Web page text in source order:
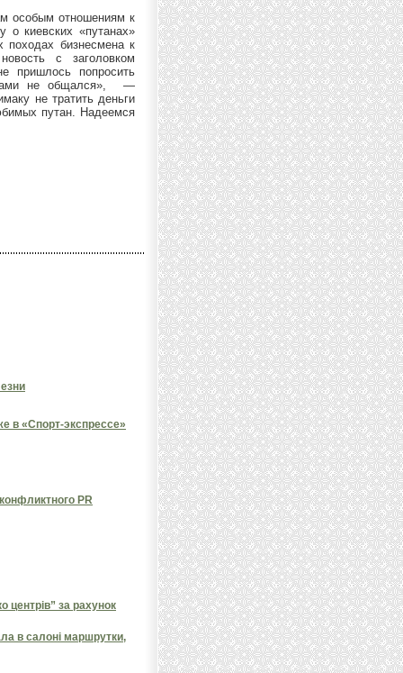
особым отношениям к
о киевских «путанах»
походах бизнесмена к
с заголовком
пришлось попросить
не общался», —
не тратить деньги
путан. Надеемся
в «Спорт-экспрессе»
PR
за рахунок
в салоні маршрутки,